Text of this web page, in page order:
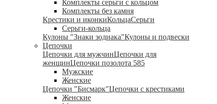
Комплекты серьги с кольцом
Комплекты без камня
Крестики и иконкиКольцаСерьги
Серьги-кольца
Кулоны "Знаки зодиака"Кулоны и подвески
Цепочки
Цепочки для мужчинЦепочки для
женщинЦепочки позолота 585
Мужские
Женские
Цепочки "Бисмарк"Цепочки с крестиками
Женские